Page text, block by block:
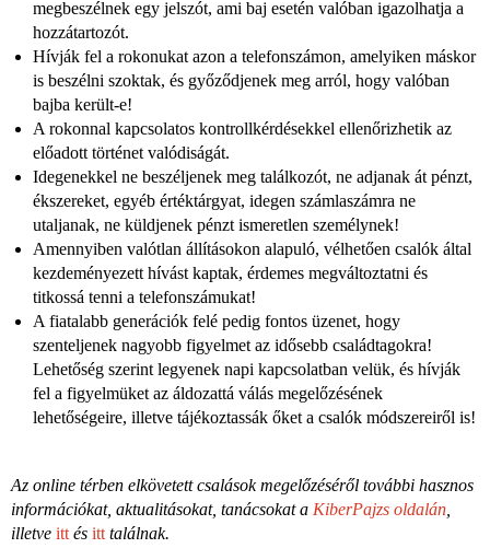
megbeszélnek egy jelszót, ami baj esetén valóban igazolhatja a
hozzátartozót.
Hívják fel a rokonukat azon a telefonszámon, amelyiken máskor
is beszélni szoktak, és győződjenek meg arról, hogy valóban
bajba került-e!
A rokonnal kapcsolatos kontrollkérdésekkel ellenőrizhetik az
előadott történet valódiságát.
Idegenekkel ne beszéljenek meg találkozót, ne adjanak át pénzt,
ékszereket, egyéb értéktárgyat, idegen számlaszámra ne
utaljanak, ne küldjenek pénzt ismeretlen személynek!
Amennyiben valótlan állításokon alapuló, vélhetően csalók által
kezdeményezett hívást kaptak, érdemes megváltoztatni és
titkossá tenni a telefonszámukat!
A fiatalabb generációk felé pedig fontos üzenet, hogy
szenteljenek nagyobb figyelmet az idősebb családtagokra!
Lehetőség szerint legyenek napi kapcsolatban velük, és hívják
fel a figyelmüket az áldozattá válás megelőzésének
lehetőségeire, illetve tájékoztassák őket a csalók módszereiről is!
Az online térben elkövetett csalások megelőzéséről további hasznos
információkat, aktualitásokat, tanácsokat a KiberPajzs oldalán
illetve itt és itt találnak.